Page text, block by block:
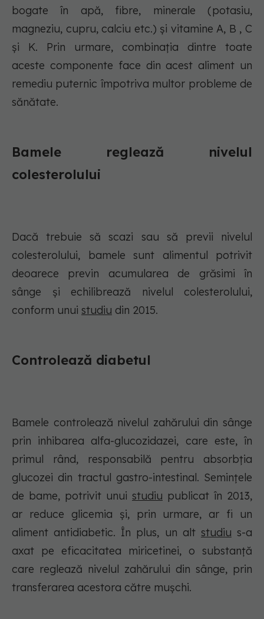
bogate în apă, fibre, minerale (potasiu,
magneziu, cupru, calciu etc.) și vitamine A, B , C
și K. Prin urmare, combinația dintre toate
aceste componente face din acest aliment un
remediu puternic împotriva multor probleme de
sănătate.
Bamele reglează nivelul
colesterolului
Dacă trebuie să scazi sau să previi nivelul
colesterolului, bamele sunt alimentul potrivit
deoarece previn acumularea de grăsimi în
sânge și echilibrează nivelul colesterolului,
conform unui studiu din 2015.
Controlează diabetul
Bamele controlează nivelul zahărului din sânge
prin inhibarea alfa-glucozidazei, care este, în
primul rând, responsabilă pentru absorbția
glucozei din tractul gastro-intestinal. Semințele
de bame, potrivit unui studiu publicat în 2013,
ar reduce glicemia și, prin urmare, ar fi un
aliment antidiabetic. În plus, un alt studiu s-a
axat pe eficacitatea miricetinei, o substanță
care reglează nivelul zahărului din sânge, prin
transferarea acestora către mușchi.